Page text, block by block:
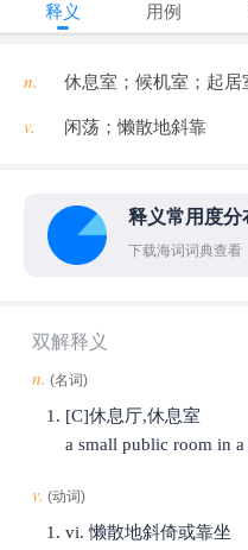
释义 用例
n. 休息室；候机室；起居
v. 闲荡；懒散地斜靠
释义常用度分
下载海词词典查看
双解释义
n. (名词)
[C]休息厅,休息室
a small public room in a
v. (动词)
vi. 懒散地斜倚或靠坐